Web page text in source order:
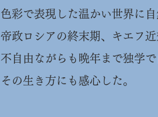
色彩で表現した温かい世界に自
帝政ロシアの終末期、キエフ
不自由ながらも晩年まで独学
その生き方にも感心した。